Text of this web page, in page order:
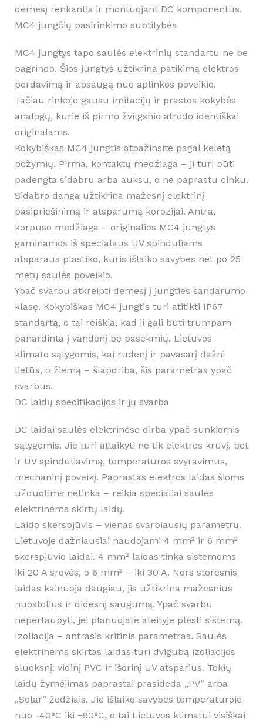
dėmesį renkantis ir montuojant DC komponentus.
MC4 jungčių pasirinkimo subtilybės
MC4 jungtys tapo saulės elektrinių standartu ne be
pagrindo. Šios jungtys užtikrina patikimą elektros
perdavimą ir apsaugą nuo aplinkos poveikio.
Tačiau rinkoje gausu imitacijų ir prastos kokybės
analogų, kurie iš pirmo žvilgsnio atrodo identiškai
originalams.
Kokybiškas MC4 jungtis atpažinsite pagal keletą
požymių. Pirma, kontaktų medžiaga – ji turi būti
padengta sidabru arba auksu, o ne paprastu cinku.
Sidabro danga užtikrina mažesnį elektrinį
pasipriešinimą ir atsparumą korozijai. Antra,
korpuso medžiaga – originalios MC4 jungtys
gaminamos iš specialaus UV spinduliams
atsparaus plastiko, kuris išlaiko savybes net po 25
metų saulės poveikio.
Ypač svarbu atkreipti dėmesį į jungties sandarumo
klasę. Kokybiškas MC4 jungtis turi atitikti IP67
standartą, o tai reiškia, kad ji gali būti trumpam
panardinta į vandenį be pasekmių. Lietuvos
klimato sąlygomis, kai rudenį ir pavasarį dažni
lietūs, o žiemą – šlapdriba, šis parametras ypač
svarbus.
DC laidų specifikacijos ir jų svarba
DC laidai saulės elektrinėse dirba ypač sunkiomis
sąlygomis. Jie turi atlaikyti ne tik elektros krūvį, bet
ir UV spinduliavimą, temperatūros svyravimus,
mechaninį poveikį. Paprastas elektros laidas šioms
užduotims netinka – reikia specialiai saulės
elektrinėms skirtų laidų.
Laido skerspjūvis – vienas svarbiausių parametrų.
Lietuvoje dažniausiai naudojami 4 mm² ir 6 mm²
skerspjūvio laidai. 4 mm² laidas tinka sistemoms
iki 20 A srovės, o 6 mm² – iki 30 A. Nors storesnis
laidas kainuoja daugiau, jis užtikrina mažesnius
nuostolius ir didesnį saugumą. Ypač svarbu
nepertaupyti, jei planuojate ateityje plėsti sistemą.
Izoliacija – antrasis kritinis parametras. Saulės
elektrinėms skirtas laidas turi dvigubą izoliacijos
sluoksnį: vidinį PVC ir išorinį UV atsparius. Tokių
laidų žymėjimas paprastai prasideda „PV” arba
„Solar” žodžiais. Jie išlaiko savybes temperatūroje
nuo -40°C iki +90°C, o tai Lietuvos klimatui visiškai